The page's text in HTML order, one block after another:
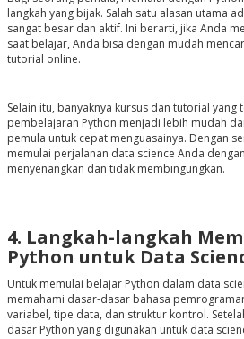
langkah yang bijak. Salah satu alasan utama
sangat besar dan aktif. Ini berarti, jika Anda
saat belajar, Anda bisa dengan mudah
tutorial online.
Selain itu, banyaknya kursus dan tutorial yang
pembelajaran Python menjadi lebih mudah
pemula untuk cepat menguasainya. Dengan
memulai perjalanan data science Anda
menyenangkan dan tidak membingungkan.
4. Langkah-langkah
Python untuk Data
Untuk memulai belajar Python dalam data
memahami dasar-dasar bahasa
variabel, tipe data, dan struktur kontrol.
dasar Python yang digunakan untuk data